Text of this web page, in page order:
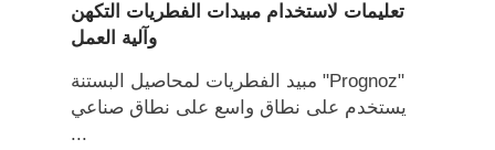
تعليمات لاستخدام مبيدات الفطريات التكهن
وآلية العمل
مبيد الفطريات لمحاصيل البستنة "Prognoz"
يستخدم على نطاق واسع على نطاق صناعي
...